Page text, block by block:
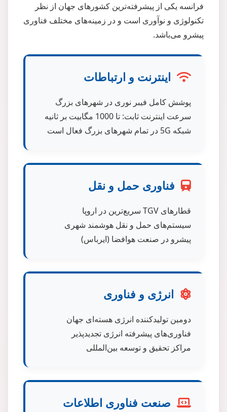
فرانسه یکی از پیشرفته‌ترین کشورهای جهان از نظر
تکنولوژی و نوآوری است و در زمینه‌های مختلف فناوری
پیشرو می‌باشد.
اینترنت و ارتباطات
پوشش کامل فیبر نوری در شهرهای بزرگ
سرعت اینترنت ثابت: تا 1000 مگابیت بر ثانیه
شبکه 5G در تمام شهرهای بزرگ فعال است
فناوری حمل و نقل
قطارهای TGV سریع‌ترین در اروپا
سیستم‌های حمل و نقل هوشمند شهری
پیشرو در صنعت هوافضا (ایرباس)
انرژی و فناوری
دومین تولیدکننده انرژی هسته‌ای جهان
فناوری‌های پیشرفته انرژی تجدیدپذیر
مراکز تحقیق و توسعه بین‌المللی
صنعت فناوری اطلاعات